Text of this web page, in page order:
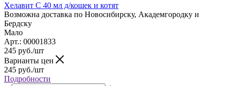
Хелавит C 40 мл д/кошек и котят
Возможна доставка по Новосибирску, Академгородку и
Бердску
Мало
Арт.: 00001833
245 руб./шт
Варианты цен
245 руб./шт
Подробности